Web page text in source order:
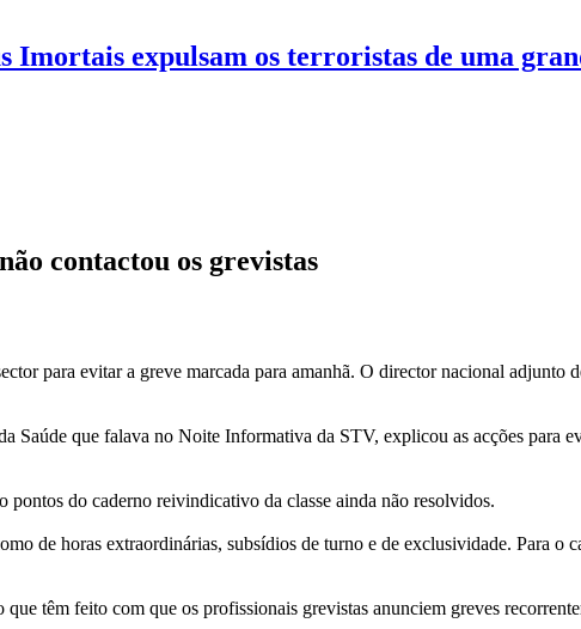
expulsam os terroristas de uma
contactou os grevistas
para evitar a greve marcada para amanhã. O director nacional adjunto
Saúde que falava no Noite Informativa da STV, explicou as acções para
do caderno reivindicativo da classe ainda não resolvidos.
de horas extraordinárias, subsídios de turno e de exclusividade. Para
têm feito com que os profissionais grevistas anunciem greves